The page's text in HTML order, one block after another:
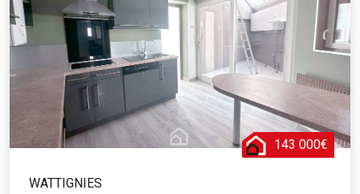
143 000€
WATTIGNIES